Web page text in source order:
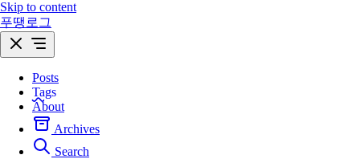
Skip to content
푸땡로그
Posts
Tags
About
Archives
Search